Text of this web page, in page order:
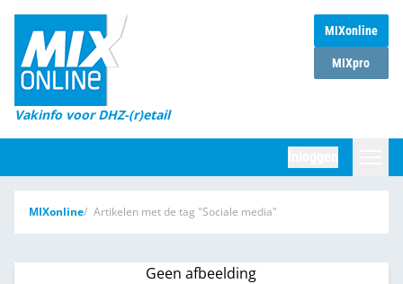
MIXonline
MIXpro
Vakinfo voor DHZ-(r)etail
Home
Magazines
DHZ Sessie
Marktcijfers
Word abonnee
MIXonline Artikelen met de tag "Sociale media"
Geen afbeelding